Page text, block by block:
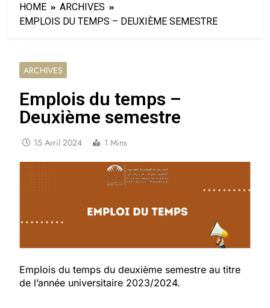
HOME
ARCHIVES
EMPLOIS DU TEMPS – DEUXIÈME SEMESTRE
ARCHIVES
Emplois du temps –
Deuxième semestre
15 Avril 2024 1 Mins
Emplois du temps du deuxième semestre au titre
de l’année universitaire 2023/2024.